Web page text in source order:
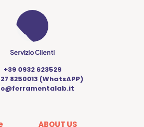
Servizio Clienti
+39 0932 623529
8250013 (WhatsAPP)
ABOUT US